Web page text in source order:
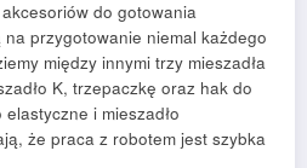
do gotowania
przygotowanie niemal każdego
między innymi trzy mieszadła
K, trzepaczkę oraz hak do
i mieszadło
że praca z robotem jest szybka